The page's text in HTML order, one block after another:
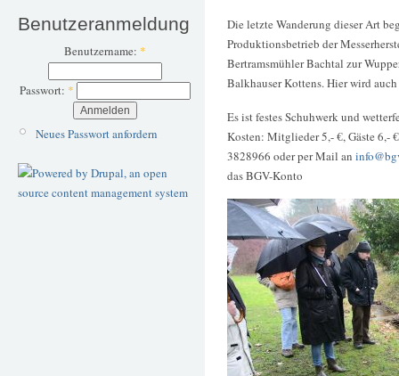
Benutzeranmeldung
Benutzername: *
Passwort: *
Neues Passwort anfordern
Die letzte Wanderung dieser Art
Produktionsbetrieb der
Bertramsmühler Bachtal zur
Balkhauser Kottens. Hier wird
Es ist festes Schuhwerk und
Kosten: Mitglieder 5,- €, Gäste 6,-
3828966 oder per Mail an
das BGV-Konto